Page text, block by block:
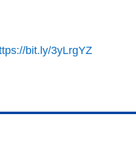
bit.ly/3yLrgYZ